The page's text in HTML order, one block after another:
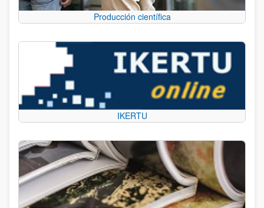
Producción científica
IKERTU